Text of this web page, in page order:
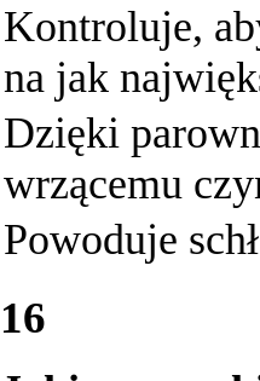
Kontroluje,
na jak
Dzięki
wrzącemu
Powoduje
16